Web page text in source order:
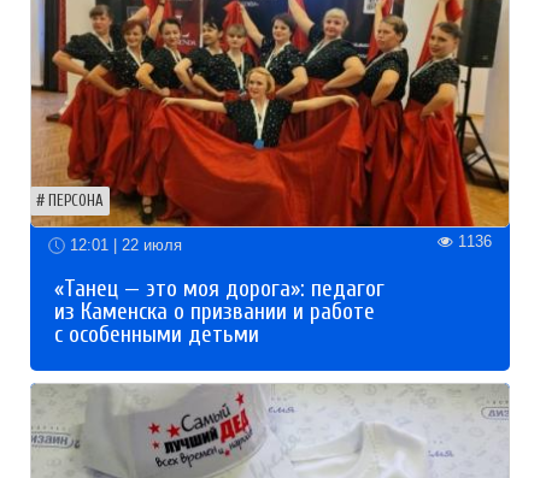
ПЕРСОНА
12:01 | 22 июля 1136
«Танец — это моя дорога»: педагог
из Каменска о призвании и работе
с особенными детьми